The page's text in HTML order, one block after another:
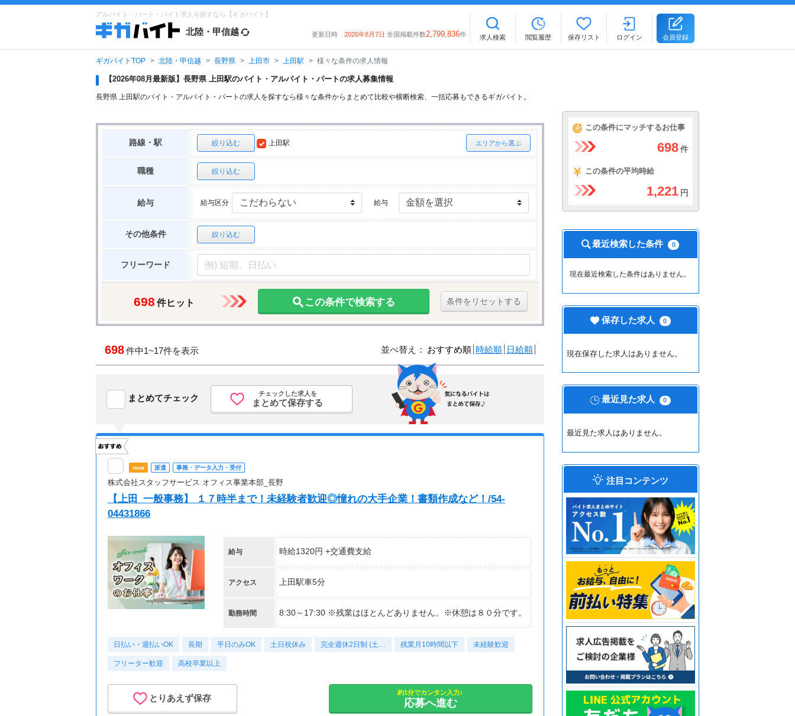
アルバイト・パート・バイト求人を探すなら【ギガバイト】
北陸・甲信越 更新日時 2026年8月7日 全国掲載件数2,799,836件 求人検索 閲覧履歴 保存リスト ログイン 会員登録
ギガバイトTOP 北陸・甲信越 長野県 上田市 上田駅 様々な条件の求人情報
【2026年08月最新版】長野県 上田駅のバイト・アルバイト・パートの求人募集情報
長野県 上田駅のバイト・アルバイト・パートの求人を探すなら様々な条件からまとめて比較や横断検索、一括応募もできるギガバイト。
路線・駅 絞り込む エリアから選ぶ
上田駅
職種 絞り込む
給与 給与区分 給与
その他条件 絞り込む
フリーワード
698 件ヒット この条件で検索する 条件をリセットする
698件中1~17件を表示 並べ替え： おすすめ順 時給順 日給順
まとめてチェック チェックした求人を
まとめて保存する
new 派遣 事務・データ入力・受付
株式会社スタッフサービス オフィス事業本部_長野
【上田_一般事務】 １７時半まで！未経験者歓迎◎憧れの大手企業！書類作成など！/54-
04431866
給与 時給1320円 +交通費支給
アクセス 上田駅車5分
勤務時間 8:30～17:30 ※残業はほとんどありません。※休憩は８０分です。
日払い・週払いOK 長期 平日のみOK 土日祝休み 完全週休2日制 (土… 残業月10時間以下 未経験歓迎
フリーター歓迎 高校卒業以上
とりあえず保存
約1分でカンタン入力♪
応募へ進む
この条件にマッチするお仕事
698 件
この条件の平均時給
1,221 円
最近検索した条件 0
現在最近検索した条件はありません。
保存した求人 0
現在保存した求人はありません。
最近見た求人 0
最近見た求人はありません。
注目コンテンツ